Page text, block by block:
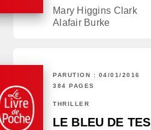
Mary Higgins Clark
Alafair Burke
PARUTION : 04/01/2016
384 PAGES
THRILLER
LE BLEU DE TES